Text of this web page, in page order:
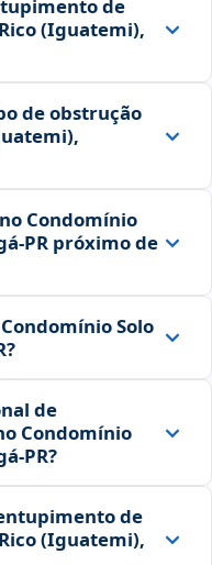
de
(Iguatemi),
de obstrução
Condomínio
próximo de
Solo
de
Condomínio
de
(Iguatemi),